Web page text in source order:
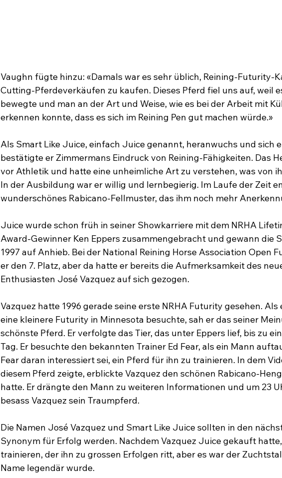
Vaughn fügte hinzu: «Damals war es sehr üblich, Reining-Futurity-
Cutting-Pferdeverkäufen zu kaufen. Dieses Pferd fiel uns auf, weil
bewegte und man an der Art und Weise, wie es bei der Arbeit mit
erkennen konnte, dass es sich im Reining Pen gut machen würde.»
Als Smart Like Juice, einfach Juice genannt, heranwuchs und sich
bestätigte er Zimmermans Eindruck von Reining-Fähigkeiten. Das
vor Athletik und hatte eine unheimliche Art zu verstehen, was von
In der Ausbildung war er willig und lernbegierig. Im Laufe der Zeit
wunderschönes Rabicano-Fellmuster, das ihm noch mehr
Juice wurde schon früh in seiner Showkarriere mit dem NRHA
Award-Gewinner Ken Eppers zusammengebracht und gewann die
1997 auf Anhieb. Bei der National Reining Horse Association Open
er den 7. Platz, aber da hatte er bereits die Aufmerksamkeit des
Enthusiasten José Vazquez auf sich gezogen.
Vazquez hatte 1996 gerade seine erste NRHA Futurity gesehen.
eine kleinere Futurity in Minnesota besuchte, sah er das seiner
schönste Pferd. Er verfolgte das Tier, das unter Eppers lief, bis zu
Tag. Er besuchte den bekannten Trainer Ed Fear, als ein Mann
Fear daran interessiert sei, ein Pferd für ihn zu trainieren. In dem
diesem Pferd zeigte, erblickte Vazquez den schönen Rabicano-
hatte. Er drängte den Mann zu weiteren Informationen und um 23
besass Vazquez sein Traumpferd.
Die Namen José Vazquez und Smart Like Juice sollten in den
Synonym für Erfolg werden. Nachdem Vazquez Juice gekauft
trainieren, der ihn zu grossen Erfolgen ritt, aber es war der
Name legendär wurde.